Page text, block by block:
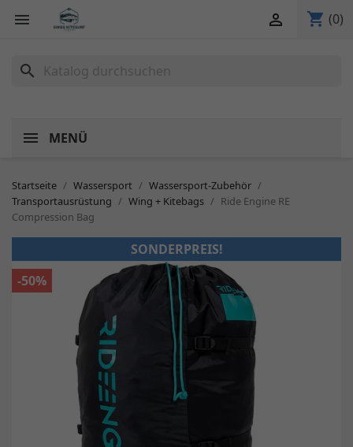
 shopping_cart (0)

search
MENÜ
Startseite Wassersport
Wassersport-Zubehör
Transportausrüstung
Wing + Kitebags
Ride Engine RE
Compression Bag
SONDERPREIS!
-50%